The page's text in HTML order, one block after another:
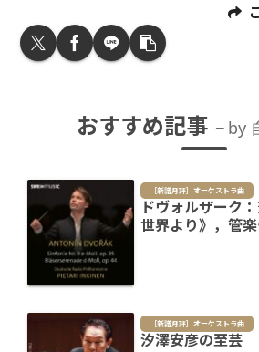
おすすめ記事 by
［新譜月評］オーケストラ曲
ドヴォルザーク
世界より》，管
［新譜月評］オーケストラ曲
汐澤安彦の至芸